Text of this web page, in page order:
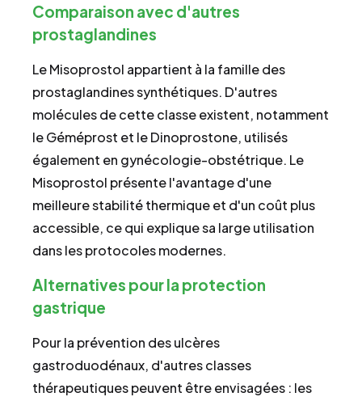
Comparaison avec d'autres
prostaglandines
Le Misoprostol appartient à la famille des
prostaglandines synthétiques. D'autres
molécules de cette classe existent, notamment
le Géméprost et le Dinoprostone, utilisés
également en gynécologie-obstétrique. Le
Misoprostol présente l'avantage d'une
meilleure stabilité thermique et d'un coût plus
accessible, ce qui explique sa large utilisation
dans les protocoles modernes.
Alternatives pour la protection
gastrique
Pour la prévention des ulcères
gastroduodénaux, d'autres classes
thérapeutiques peuvent être envisagées : les